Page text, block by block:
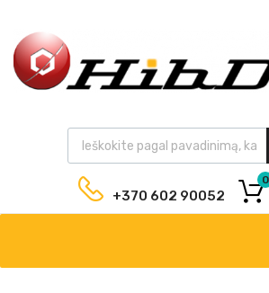
+370 602 90052
0